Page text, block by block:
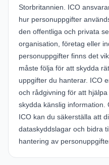
Storbritannien. ICO
hur personuppgifter
den offentliga och privata
organisation, företag eller
personuppgifter finns det
måste följa för att skydda
uppgifter du hanterar. ICO
och rådgivning för att
skydda känslig information.
ICO kan du säkerställa att
dataskyddslagar och bidra
hantering av